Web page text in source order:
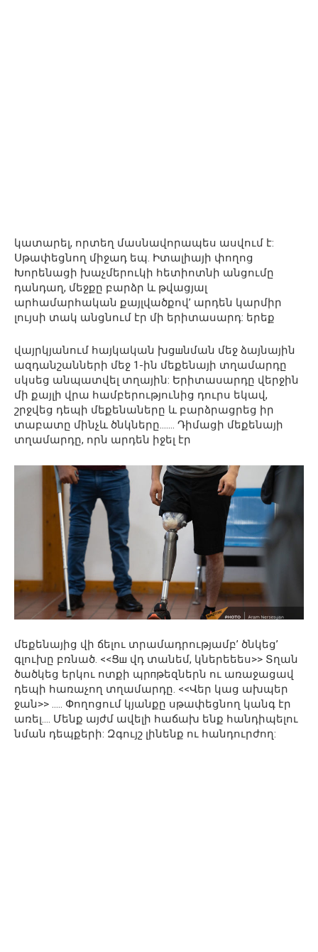
կատարել, որտեղ մասնավորապես ասվում է:
Սթափեցնող միջադ եպ. Իտալիայի փողոց
Խորենացի խաչմերուկի հետիոտնի անցումը
դանդաղ, մեջքը բարձր և թվացյալ
արհամարհական քայլվածքով’ արդեն կարմիր
լույսի տակ անցնում էր մի երիտասարդ: երեք
վայրկյանում հայկական խցшնման մեջ ձայնային
ազդանշանների մեջ 1-ին մեքենայի տղամարդը
սկսեց անպատվել տղային: Երիտասարդը վերջին
մի քայլի վրա համբերությունից դուրս եկավ,
շրջվեց դեպի մեքենաները և բարձրացրեց իր
տաբատը մինչև ծնկները……. Դիմացի մեքենայի
տղամարդը, որն արդեն իջել էր
մեքենայից վի ճելու տրամադրությամբ’ ծնկեց’
գլուխը բռնած. <<Ցш վդ տանեմ, կներեեես>> Տղան
ծածկեց երկու ոտքի պրпթեզներն ու առաջացավ
դեպի հառաչող տղամարդը. <<Վեր կաց ախպեր
ջան>> ….. Փողոցում կյանքը սթափեցնող կանգ էր
առել…. Մենք այժմ ավելի հաճախ ենք հանդիպելու
նման դեպքերի: Զգույշ լինենք ու հանդուրժող: